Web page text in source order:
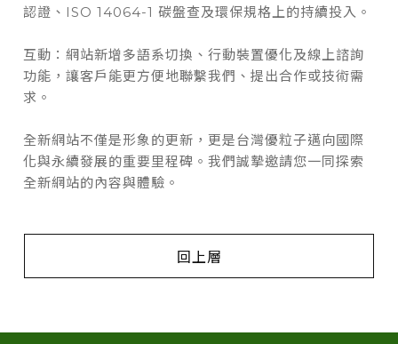
認證、ISO 14064-1 碳盤查及環保規格上的持續投入。
互動：網站新增多語系切換、行動裝置優化及線上諮詢
功能，讓客戶能更方便地聯繫我們、提出合作或技術需
求。
全新網站不僅是形象的更新，更是台灣優粒子邁向國際
化與永續發展的重要里程碑。我們誠摯邀請您一同探索
全新網站的內容與體驗。
回上層